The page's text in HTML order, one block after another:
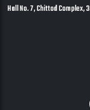
Hall No. 7, Chittod Complex,